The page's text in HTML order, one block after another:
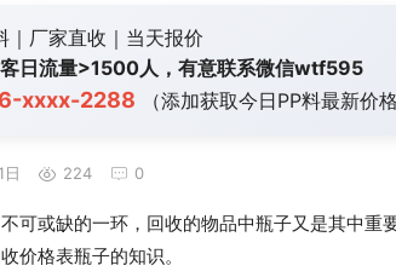
厂家直收｜当天报价
日流量>1500人，有意联系微信wtf595
xxxx-2288 （添加获取今日PP料最新价格
224 0
可或缺的一环，回收的物品中瓶子又是其中重
价格表瓶子的知识。